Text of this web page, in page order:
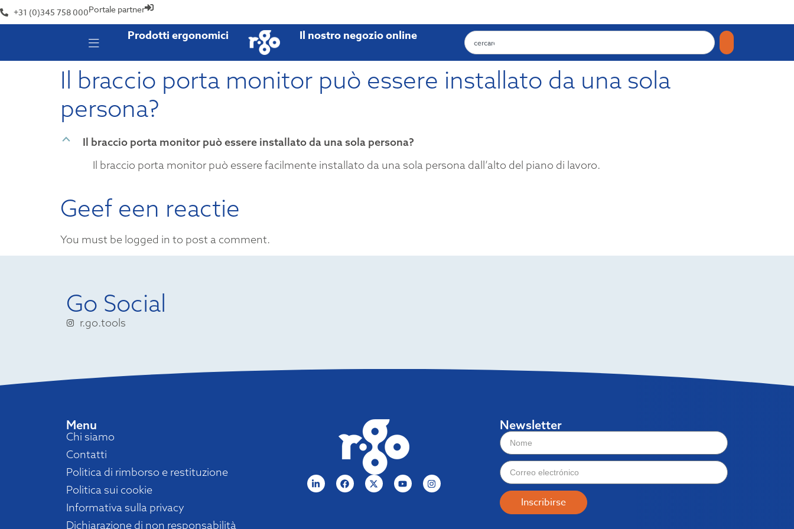
+31 (0)345 758 000Portale partner
Prodotti ergonomici Il nostro negozio online
Il braccio porta monitor può essere installato da una sola
persona?
B
Il braccio porta monitor può essere installato da una sola persona?
Il braccio porta monitor può essere facilmente installato da una sola persona dall’alto del piano di lavoro.
Geef een reactie
You must be logged in to post a comment.
Go Social
r.go.tools
Menu
Chi siamo
Contatti
Politica di rimborso e restituzione
Politica sui cookie
Informativa sulla privacy
Dichiarazione di non responsabilità
Newsletter
Inscribirse